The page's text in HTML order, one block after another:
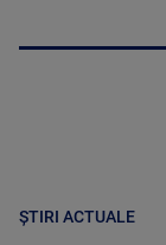
ȘTIRI ACTUALE